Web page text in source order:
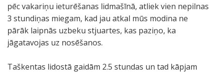
pēc vakariņu ieturēšanas lidmašīnā, atliek vien nepilnas
3 stundiņas miegam, kad jau atkal mūs modina ne
pārāk laipnās uzbeku stjuartes, kas paziņo, ka
jāgatavojas uz nosēšanos.
Taškentas lidostā gaidām 2.5 stundas un tad kāpjam